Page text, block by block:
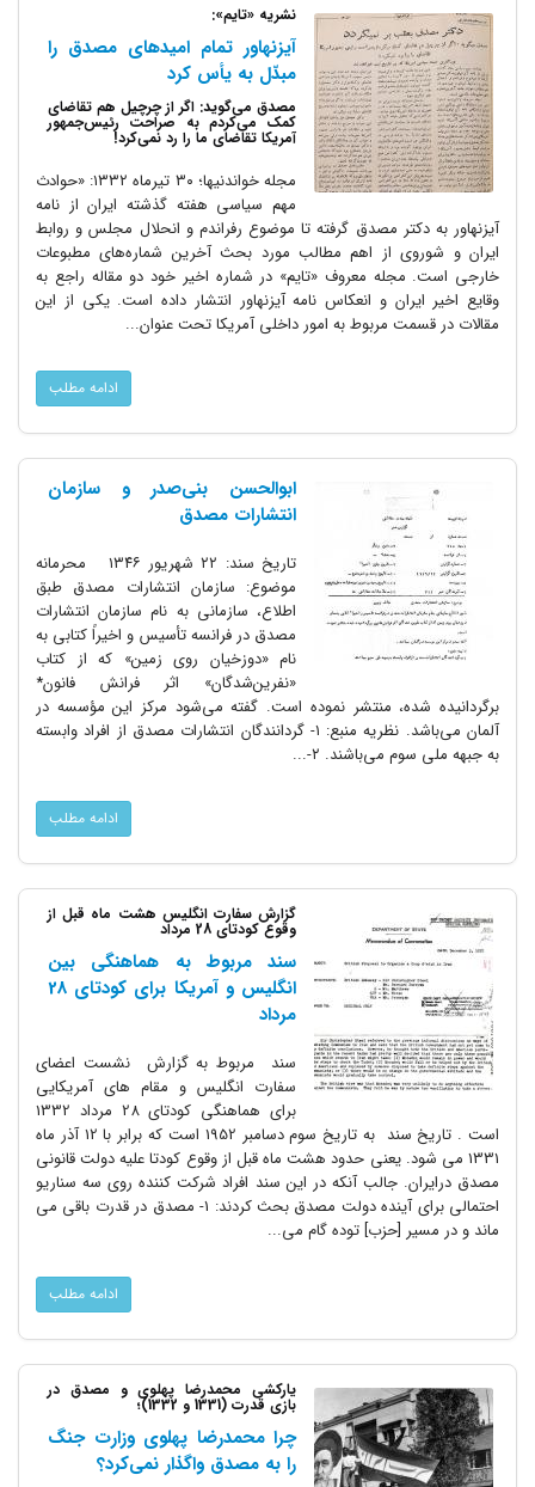
نشریه «تایم»:
آیزنهاور تمام امیدهای مصدق را
مبدّل به یأس کرد
مصدق می‌گوید: اگر از چرچیل هم تقاضای
کمک می‌کردم به صراحت رئیس‌جمهور
آمریکا تقاضای ما را رد نمی‌کرد!
مجله خواندنیها؛ ۳۰ تیرماه ۱۳۳۲: «حوادث
مهم سیاسی هفته گذشته ایران از نامه
آیزنهاور به دکتر مصدق گرفته تا موضوع رفراندم و انحلال مجلس و روابط
ایران و شوروی از اهم مطالب مورد بحث آخرین شماره‌های مطبوعات
خارجی است. مجله معروف «تایم» در شماره اخیر خود دو مقاله راجع به
وقایع اخیر ایران و انعکاس نامه آیزنهاور انتشار داده است. یکی از این
مقالات در قسمت مربوط به امور داخلی آمریکا تحت عنوان...
ادامه مطلب
ابوالحسن بنی‌صدر و سازمان
انتشارات مصدق
تاریخ سند: ۲۲ شهریور ۱۳۴۶ محرمانه
موضوع: سازمان انتشارات مصدق طبق
اطلاع، سازمانی به نام سازمان انتشارات
مصدق در فرانسه تأسیس و اخیراً کتابی به
نام «دوزخیان روی زمین» که از کتاب
«نفرین‌شدگان» اثر فرانش فانون*
برگردانیده شده، منتشر نموده است. گفته می‌شود مرکز این مؤسسه در
آلمان می‌باشد. نظریه منبع: ۱- گردانندگان انتشارات مصدق از افراد وابسته
به جبهه ملی سوم می‌باشند. ۲-...
ادامه مطلب
گزارش سفارت انگلیس هشت ماه قبل از
وقوع کودتای 28 مرداد
سند مربوط به هماهنگی بین
انگلیس و آمریکا برای کودتای 28
مرداد
سند مربوط به گزارش نشست اعضای
سفارت انگلیس و مقام های آمریکایی
برای هماهنگی کودتای 28 مرداد 1332
است . تاریخ سند به تاریخ سوم دسامبر 1952 است که برابر با 12 آذر ماه
1331 می شود. یعنی حدود هشت ماه قبل از وقوع کودتا علیه دولت قانونی
مصدق درایران. جالب آنکه در این سند افراد شرکت کننده روی سه سناریو
احتمالی برای آینده دولت مصدق بحث کردند: 1- مصدق در قدرت باقی می
ماند و در مسیر [حزب] توده گام می...
ادامه مطلب
یارکشی محمدرضا پهلوی و مصدق در
بازی قدرت (1331 و 1332)؛
چرا محمدرضا پهلوی وزارت جنگ
را به مصدق واگذار نمی‌کرد؟